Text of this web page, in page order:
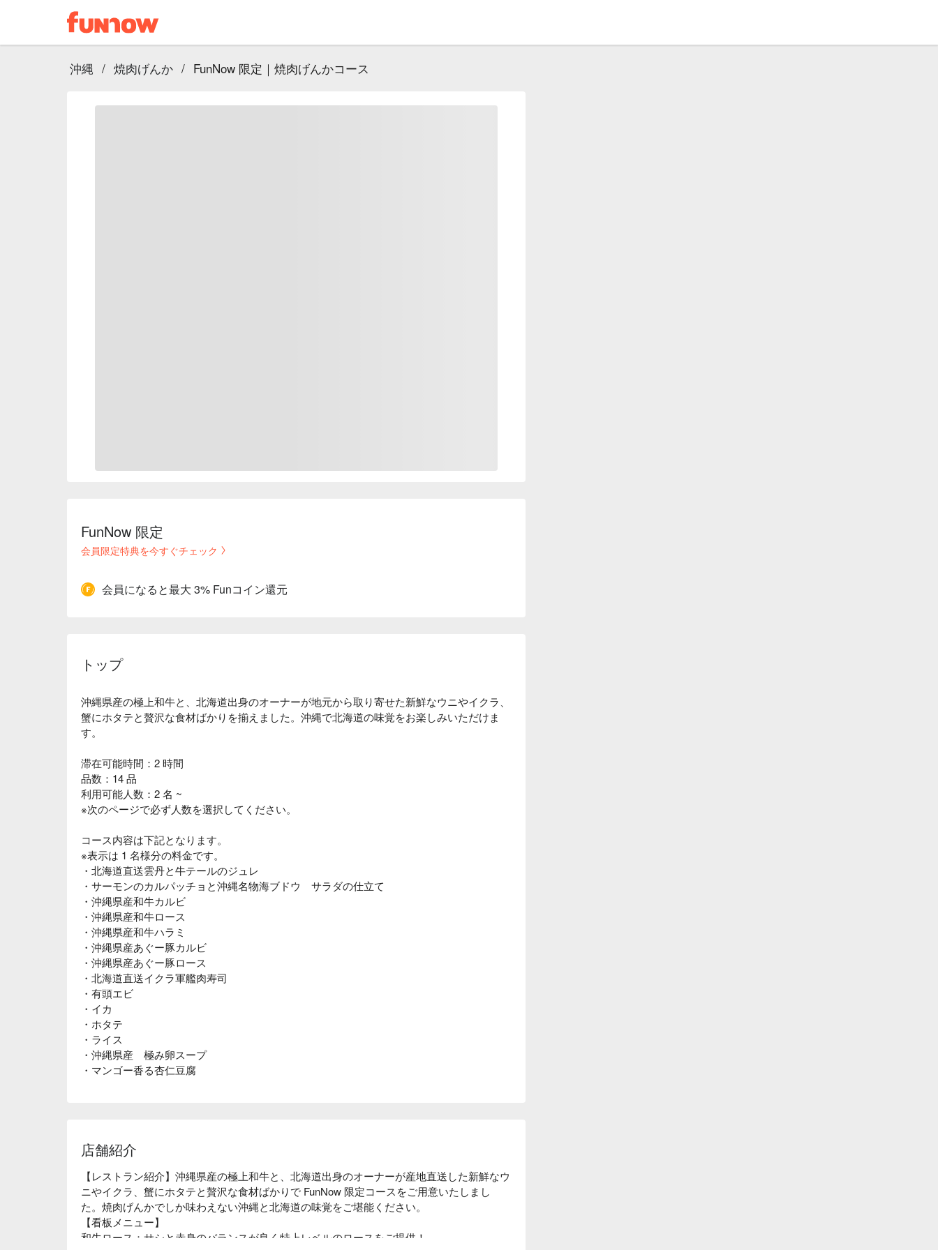
沖縄 / 焼肉げんか / FunNow 限定｜焼肉げんかコース
FunNow 限定
会員限定特典を今すぐチェック
会員になると最大 3% Funコイン還元
トップ
沖縄県産の極上和牛と、北海道出身のオーナーが地元から取り寄せた新鮮なウニやイクラ、
蟹にホタテと贅沢な食材ばかりを揃えました。沖縄で北海道の味覚をお楽しみいただけま
す。
滞在可能時間：2 時間
品数：14 品
利用可能人数：2 名 ~
※次のページで必ず人数を選択してください。
コース内容は下記となります。
※表示は 1 名様分の料金です。
・北海道直送雲丹と牛テールのジュレ
・サーモンのカルパッチョと沖縄名物海ブドウ サラダの仕立て
・沖縄県産和牛カルビ
・沖縄県産和牛ロース
・沖縄県産和牛ハラミ
・沖縄県産あぐー豚カルビ
・沖縄県産あぐー豚ロース
・北海道直送イクラ軍艦肉寿司
・有頭エビ
・イカ
・ホタテ
・ライス
・沖縄県産 極み卵スープ
・マンゴー香る杏仁豆腐
店舗紹介
【レストラン紹介】沖縄県産の極上和牛と、北海道出身のオーナーが産地直送した新鮮なウ
ニやイクラ、蟹にホタテと贅沢な食材ばかりで FunNow 限定コースをご用意いたしまし
た。焼肉げんかでしか味わえない沖縄と北海道の味覚をご堪能ください。
【看板メニュー】
和牛ロース：サシと赤身のバランスが良く特上レベルのロースをご提供！